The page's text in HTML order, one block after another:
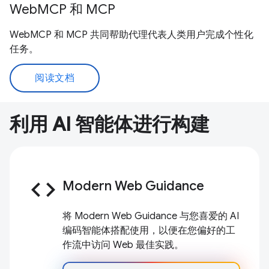
WebMCP 和 MCP
WebMCP 和 MCP 共同帮助代理代表人类用户完成个性化
任务。
阅读文档
利用 AI 智能体进行构建
code Modern Web Guidance
将 Modern Web Guidance 与您喜爱的 AI
编码智能体搭配使用，以便在您偏好的工
作流中访问 Web 最佳实践。